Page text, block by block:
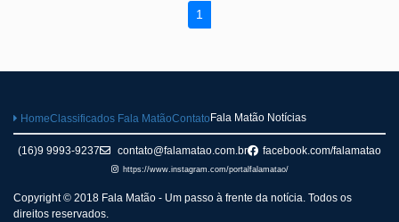
1
HomeClassificados Fala MatãoContatoFala Matão Notícias
(16)9 9993-9237 contato@falamatao.com.br facebook.com/falamatao
https://www.instagram.com/portalfalamatao/
Copyright © 2018 Fala Matão - Um passo à frente da notícia. Todos os
direitos reservados.